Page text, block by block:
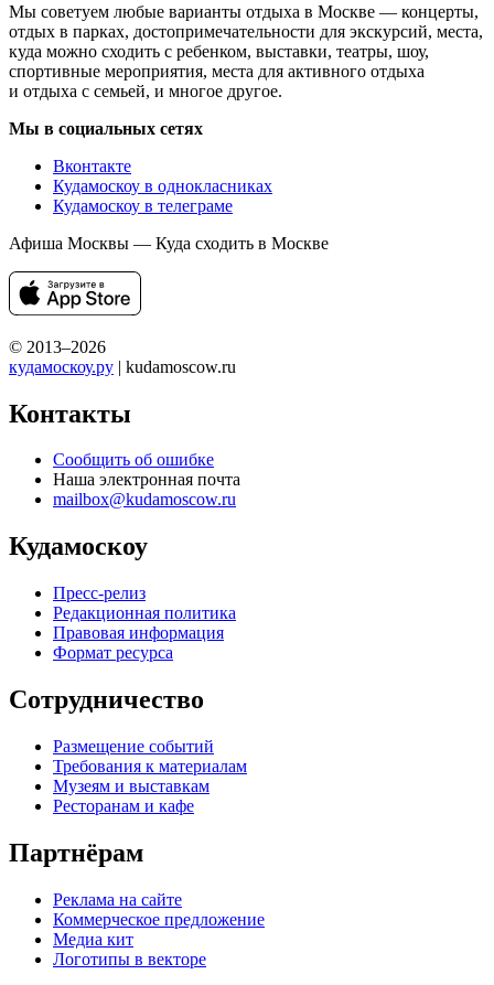
Мы советуем любые варианты отдыха в Москве — концерты,
отдых в парках, достопримечательности для экскурсий, места,
куда можно сходить с ребенком, выставки, театры, шоу,
спортивные мероприятия, места для активного отдыха
и отдыха с семьей, и многое другое.
Мы в социальных сетях
Вконтакте
Кудамоскоу в однокласниках
Кудамоскоу в телеграме
Афиша Москвы — Куда сходить в Москве
© 2013–2026
кудамоскоу.ру | kudamoscow.ru
Контакты
Сообщить об ошибке
Наша электронная почта
mailbox@kudamoscow.ru
Кудамоскоу
Пресс-релиз
Редакционная политика
Правовая информация
Формат ресурса
Сотрудничество
Размещение событий
Требования к материалам
Музеям и выставкам
Ресторанам и кафе
Партнёрам
Реклама на сайте
Коммерческое предложение
Медиа кит
Логотипы в векторе